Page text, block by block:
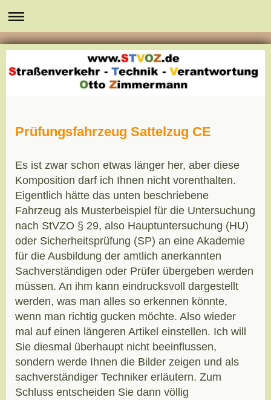
Prüfungsfahrzeug Sattelzug CE
Es ist zwar schon etwas länger her, aber diese
Komposition darf ich Ihnen nicht vorenthalten.
Eigentlich hätte das unten beschriebene
Fahrzeug als Musterbeispiel für die Untersuchung
nach StVZO § 29, also Hauptuntersuchung (HU)
oder Sicherheitsprüfung (SP) an eine Akademie
für die Ausbildung der amtlich anerkannten
Sachverständigen oder Prüfer übergeben werden
müssen. An ihm kann eindrucksvoll dargestellt
werden, was man alles so erkennen könnte,
wenn man richtig gucken möchte. Also wieder
mal auf einen längeren Artikel einstellen. Ich will
Sie diesmal überhaupt nicht beeinflussen,
sondern werde Ihnen die Bilder zeigen und als
sachverständiger Techniker erläutern. Zum
Schluss entscheiden Sie dann völlig